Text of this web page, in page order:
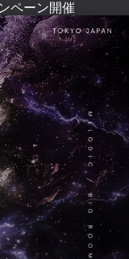
ペーン開催